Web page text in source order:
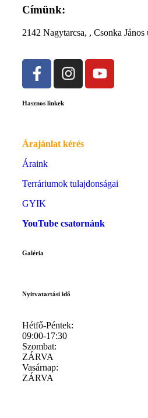
Címünk:
2142 Nagytarcsa, , Csonka
Hasznos linkek
Árajánlat kérés
Áraink
Terráriumok tulajdonságai
GYIK
YouTube csatornánk
Galéria
Nyitvatartási idő
Hétfő-Péntek:
09:00-17:30
Szombat:
ZÁRVA
Vasárnap:
ZÁRVA